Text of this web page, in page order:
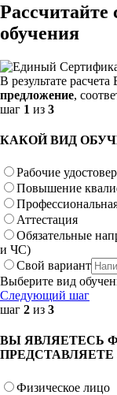
Рассчитайте
обучения
В результате
предложение,
шаг 1 из 3
КАКОЙ ВИД
Рабочие
Повышение
Аттестация
Обязательные
и ЧС)
Свой вариант
Выберите вид
Следующий шаг
шаг 2 из 3
ВЫ ЯВЛЯЕТЕСЬ
Физическое лицо